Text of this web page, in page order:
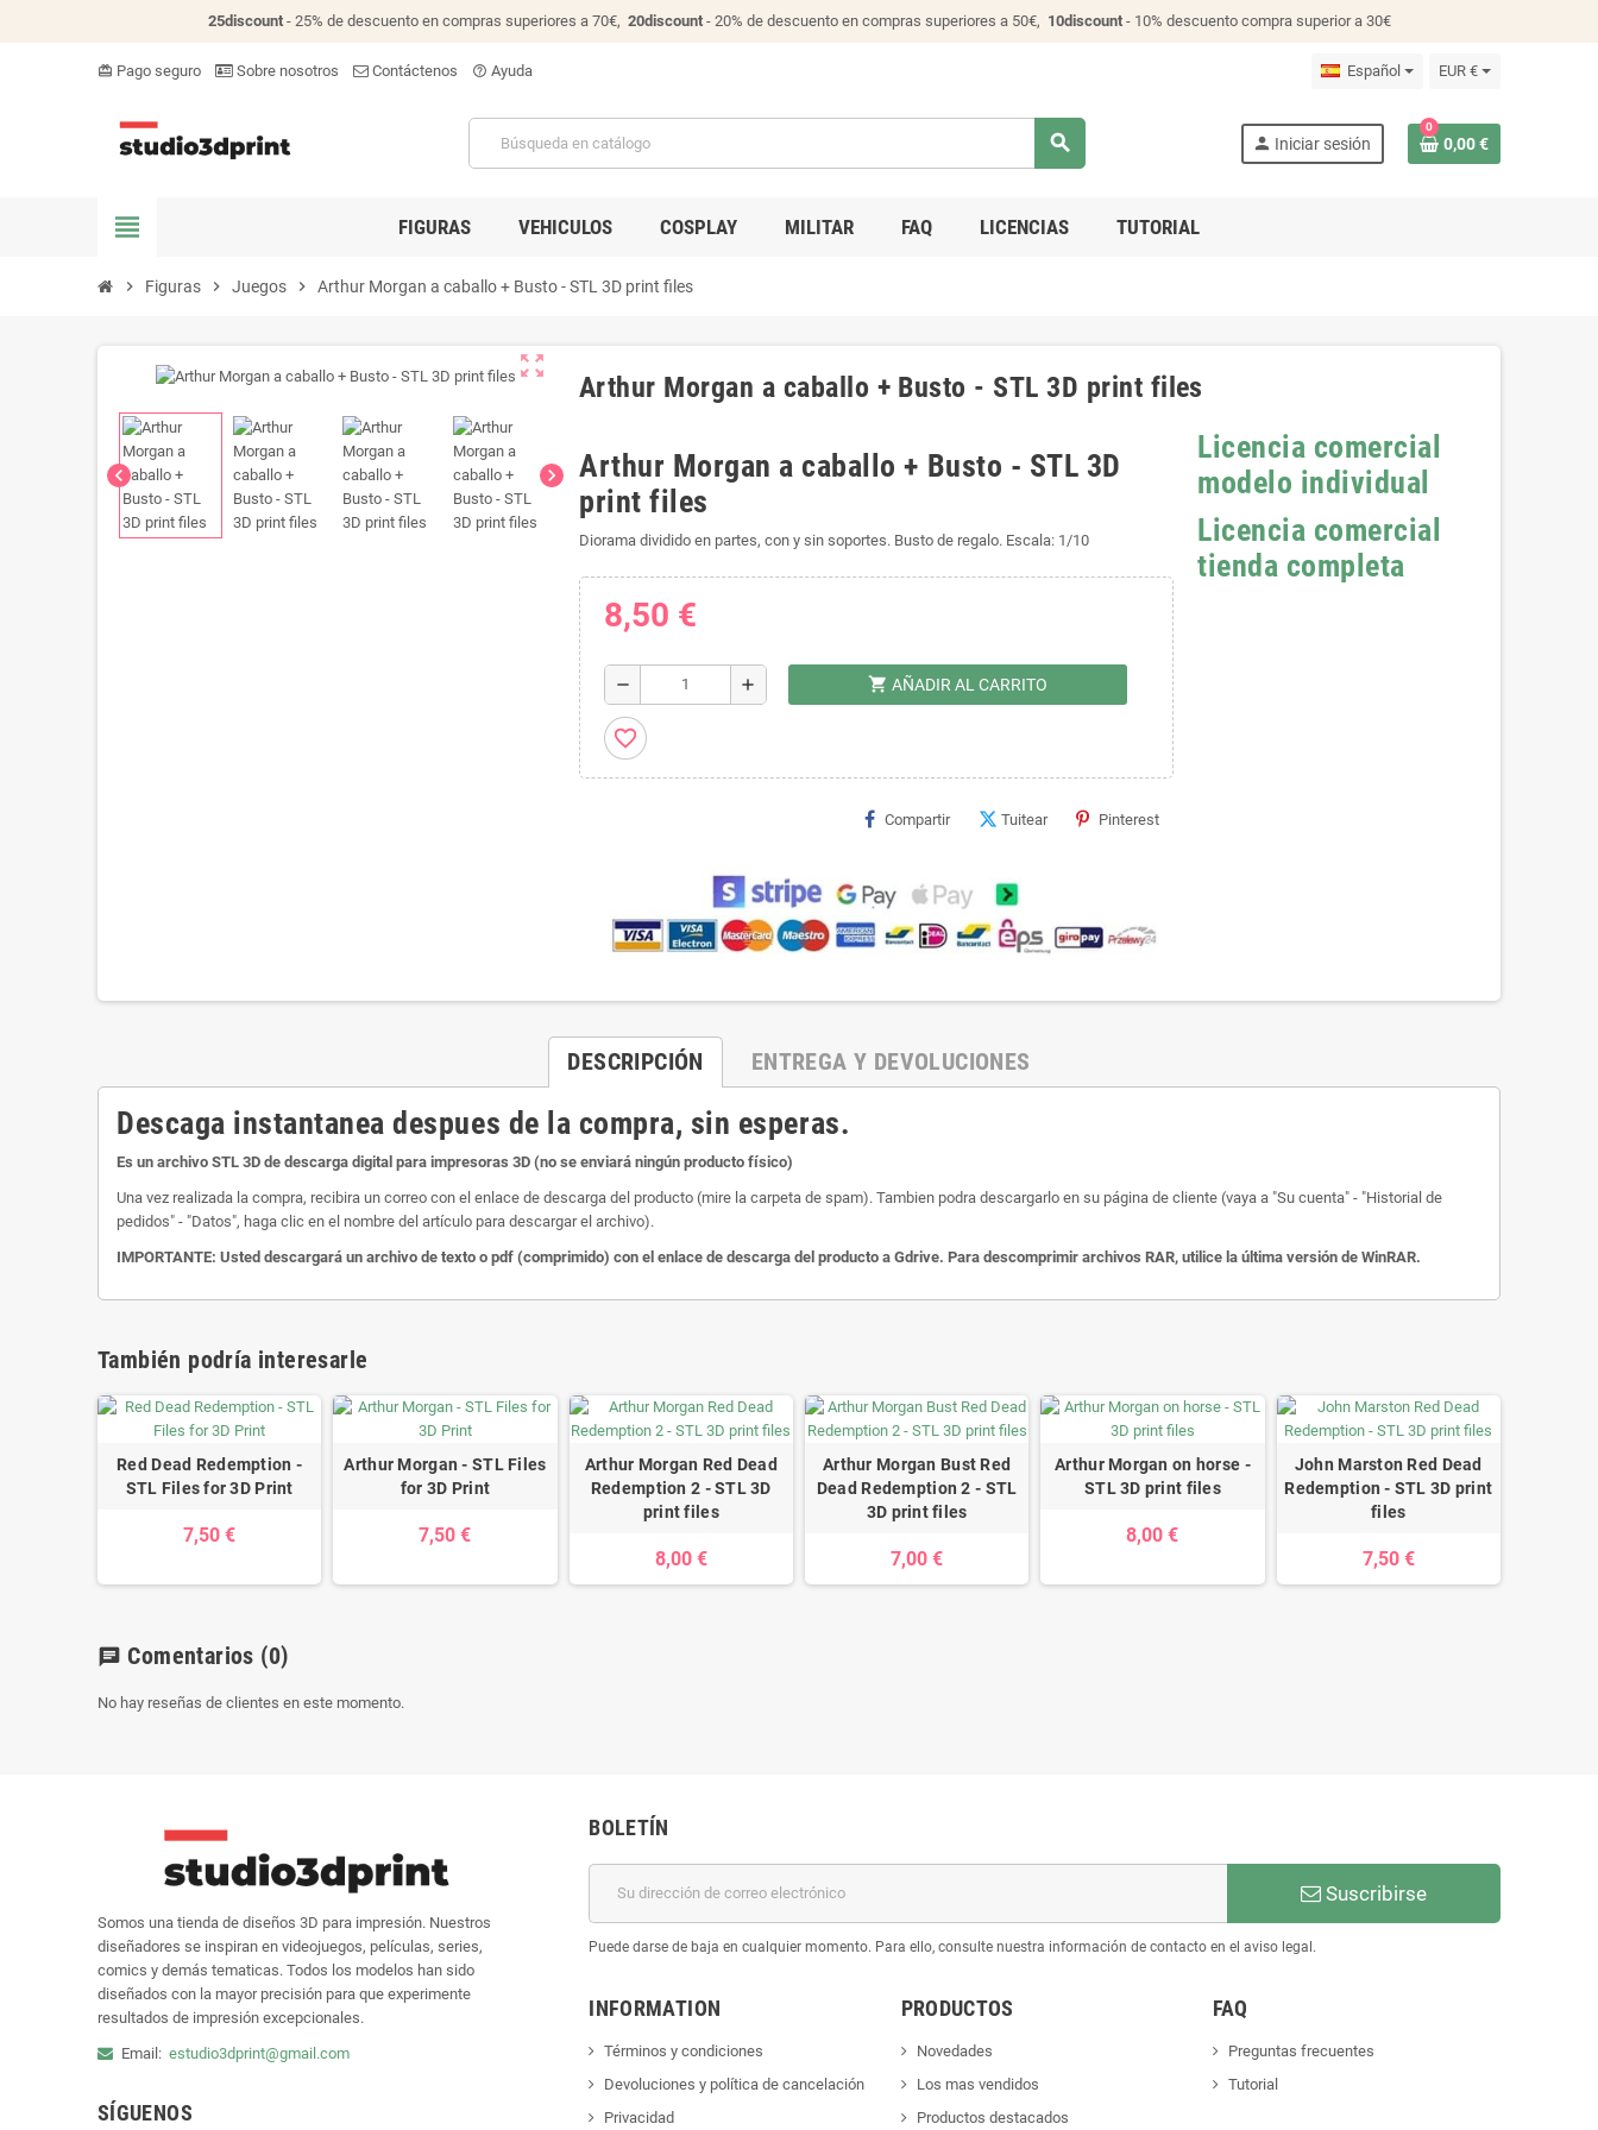
25discount- 25% de descuento en compras superiores a 70€, 20discount- 20% de descuento en compras superiores a 50€, 10discount- 10% descuento compra superior a 30€
card_giftcard Pago seguro Sobre nosotros Contáctenos help_outline Ayuda Español EUR €
search person Iniciar sesión
0
0,00 €
view_headline FIGURAS VEHICULOS COSPLAY MILITAR FAQ LICENCIAS TUTORIAL
chevron_right Figuras chevron_right Juegos chevron_right Arthur Morgan a caballo + Busto - STL 3D print files
zoom_out_map
chevron_left chevron_right
Arthur Morgan a caballo + Busto - STL 3D print files
Arthur Morgan a caballo + Busto - STL 3D
print files
Diorama dividido en partes, con y sin soportes. Busto de regalo. Escala: 1/10
8,50 €
remove add shopping_cart AÑADIR AL CARRITO
favorite_border
Compartir Tuitear Pinterest
Licencia comercial
modelo individual
Licencia comercial
tienda completa
DESCRIPCIÓN ENTREGA Y DEVOLUCIONES
Descaga instantanea despues de la compra, sin esperas.
Es un archivo STL 3D de descarga digital para impresoras 3D (no se enviará ningún producto físico)
Una vez realizada la compra, recibira un correo con el enlace de descarga del producto (mire la carpeta de spam). Tambien podra descargarlo en su página de cliente (vaya a "Su cuenta" - "Historial de
pedidos" - "Datos", haga clic en el nombre del artículo para descargar el archivo).
IMPORTANTE: Usted descargará un archivo de texto o pdf (comprimido) con el enlace de descarga del producto a Gdrive. Para descomprimir archivos RAR, utilice la última versión de WinRAR.
También podría interesarle
Red Dead Redemption -
STL Files for 3D Print
7,50 €
Arthur Morgan - STL Files
for 3D Print
7,50 €
Arthur Morgan Red Dead
Redemption 2 - STL 3D
print files
8,00 €
Arthur Morgan Bust Red
Dead Redemption 2 - STL
3D print files
7,00 €
Arthur Morgan on horse -
STL 3D print files
8,00 €
John Marston Red Dead
Redemption - STL 3D print
files
7,50 €
chat Comentarios (0)
No hay reseñas de clientes en este momento.
Somos una tienda de diseños 3D para impresión. Nuestros
diseñadores se inspiran en videojuegos, películas, series,
comics y demás tematicas. Todos los modelos han sido
diseñados con la mayor precisión para que experimente
resultados de impresión excepcionales.
Email: estudio3dprint@gmail.com
SÍGUENOS
BOLETÍN
Suscribirse
Puede darse de baja en cualquier momento. Para ello, consulte nuestra información de contacto en el aviso legal.
INFORMATION
Términos y condiciones
Devoluciones y política de cancelación
Privacidad
PRODUCTOS
Novedades
Los mas vendidos
Productos destacados
FAQ
Preguntas frecuentes
Tutorial